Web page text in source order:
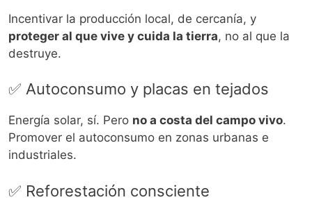
Incentivar la producción local, de cercanía, y
proteger al que vive y cuida la tierra, no al que la
destruye.
✅ Autoconsumo y placas en tejados
Energía solar, sí. Pero no a costa del campo vivo.
Promover el autoconsumo en zonas urbanas e
industriales.
✅ Reforestación consciente